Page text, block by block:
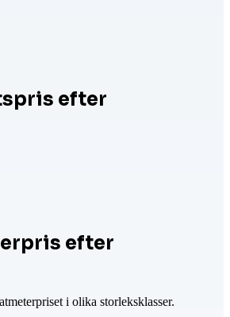
efter
efter
i olika storleksklasser.